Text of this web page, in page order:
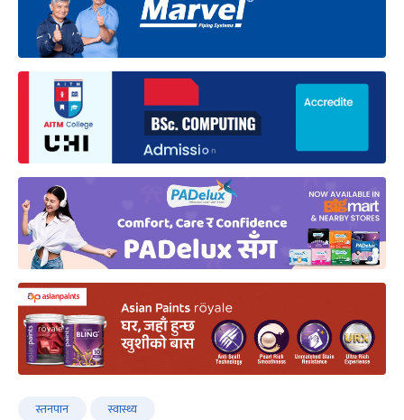
स्तनपान स्वास्थ्य